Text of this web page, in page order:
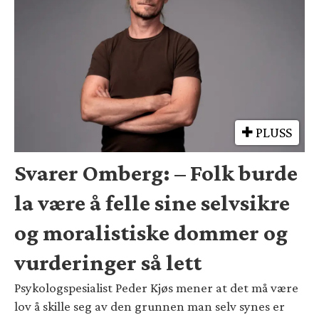
PLUSS
Svarer Omberg: – Folk burde
la være å felle sine selvsikre
og moralistiske dommer og
vurderinger så lett
Psykologspesialist Peder Kjøs mener at det må være
lov å skille seg av den grunnen man selv synes er